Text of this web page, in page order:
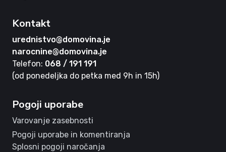
Kontakt
urednistvo@domovina.je
narocnine@domovina.je
Telefon: 068 / 191 191
(od ponedeljka do petka med 9h in 15h)
Pogoji uporabe
Varovanje zasebnosti
Pogoji uporabe in komentiranja
Splosni pogoji naročanja